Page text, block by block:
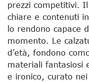
prezzi competitivi.
chiare e contenuti
lo rendono capace
momento. Le
d’età, fondono
materiali fantasiosi
e ironico, curato